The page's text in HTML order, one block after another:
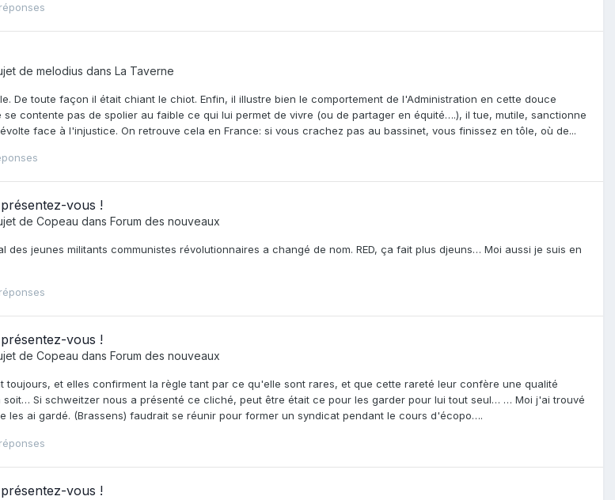
réponses
de melodius dans La Taverne
De toute façon il était chiant le chiot. Enfin, il illustre bien le comportement de l'Administration en cette douce
contente pas de spolier au faible ce qui lui permet de vivre (ou de partager en équité….), il tue, mutile, sanctionne
face à l'injustice. On retrouve cela en France: si vous crachez pas au bassinet, vous finissez en tôle, où de...
vous !
de Copeau dans Forum des nouveaux
des jeunes militants communistes révolutionnaires a changé de nom. RED, ça fait plus djeuns… Moi aussi je suis en
réponses
vous !
de Copeau dans Forum des nouveaux
toujours, et elles confirment la règle tant par ce qu'elle sont rares, et que cette rareté leur confère une qualité
soit… Si schweitzer nous a présenté ce cliché, peut être était ce pour les garder pour lui tout seul… … Moi j'ai trouvé
les ai gardé. (Brassens) faudrait se réunir pour former un syndicat pendant le cours d'écopo….
réponses
vous !